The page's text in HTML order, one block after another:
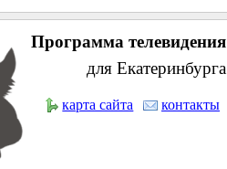
Программа телевидения
для Екатеринбурга
карта сайта контакты